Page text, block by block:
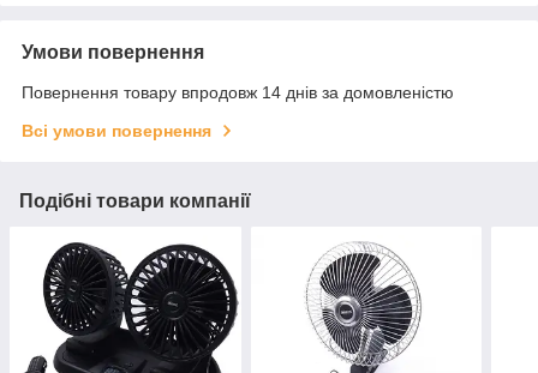
Умови повернення
Повернення товару впродовж 14 днів за домовленістю
Всі умови повернення
Подібні товари компанії